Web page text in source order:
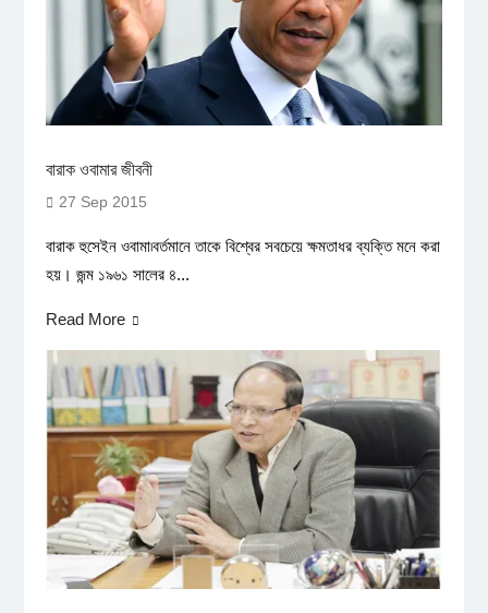
বারাক ওবামার জীবনী
27 Sep 2015
বারাক হুসেইন ওবামা৷বর্তমানে তাকে বিশ্বের সবচেয়ে ক্ষমতাধর ব্যক্তি মনে করা
হয়। জন্ম ১৯৬১ সালের ৪...
Read More